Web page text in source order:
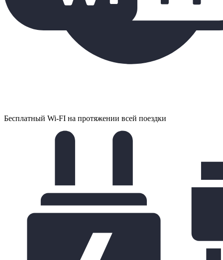
Бесплатный Wi-FI на протяжении всей поездки